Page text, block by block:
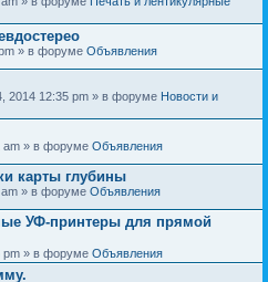
» в форуме Объявления
2014 12:35 pm » в форуме Новости и
am » в форуме Объявления
карты глубины
» в форуме Объявления
УФ-принтеры для прямой
pm » в форуме Объявления